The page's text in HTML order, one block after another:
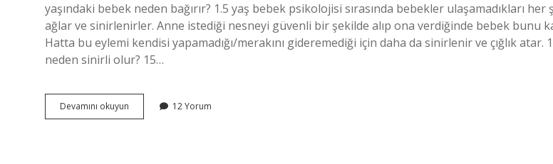
yaşındaki bebek neden bağırır? 1.5 yaş bebek psikolojisi sırasında bebekler ulaşamadıkları her
ağlar ve sinirlenirler. Anne istediği nesneyi güvenli bir şekilde alıp ona verdiğinde bebek bunu
Hatta bu eylemi kendisi yapamadığı/merakını gideremediği için daha da sinirlenir ve çığlık atar.
neden sinirli olur? 15…
Devamını okuyun
Aylık
12 Yorum